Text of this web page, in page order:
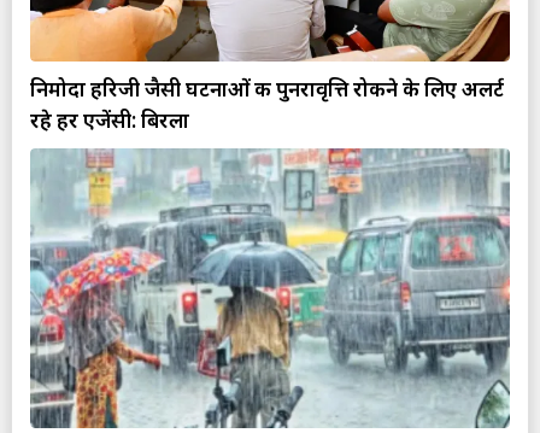
निमोदा हरिजी जैसी घटनाओं की पुनरावृत्ति रोकने के लिए अलर्ट
रहे हर एजेंसी: बिरला